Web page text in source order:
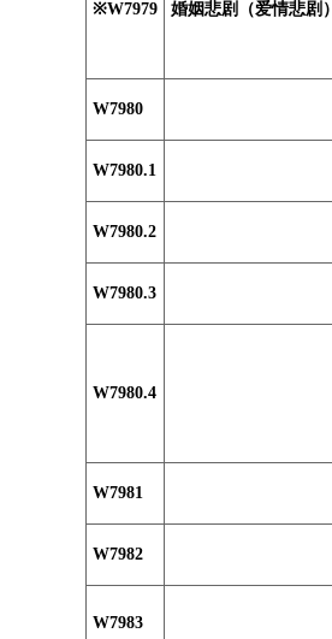
※W7979 婚姻悲剧（爱情悲剧）
W7980
W7980.1
W7980.2
W7980.3
W7980.4
W7981
W7982
W7983